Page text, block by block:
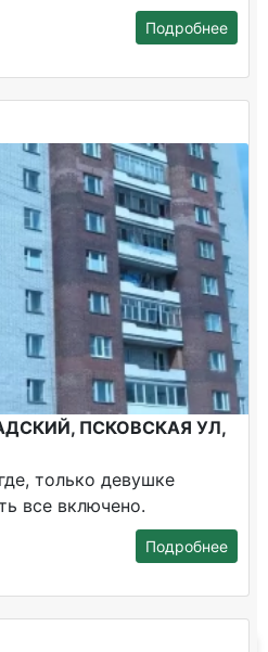
Подробнее
ПСКОВСКАЯ УЛ,
только девушке
все включено.
Подробнее